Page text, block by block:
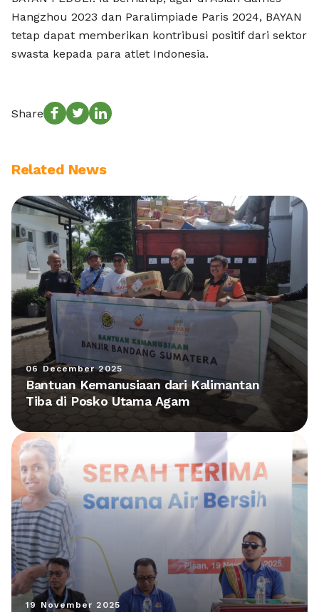
Hangzhou 2023 dan Paralimpiade Paris 2024, BAYAN
tetap dapat memberikan kontribusi positif dari sektor
swasta kepada para atlet Indonesia.
Share
Related News
06 December 2025
Bantuan Kemanusiaan dari Kalimantan
Tiba di Posko Utama Agam
19 November 2025